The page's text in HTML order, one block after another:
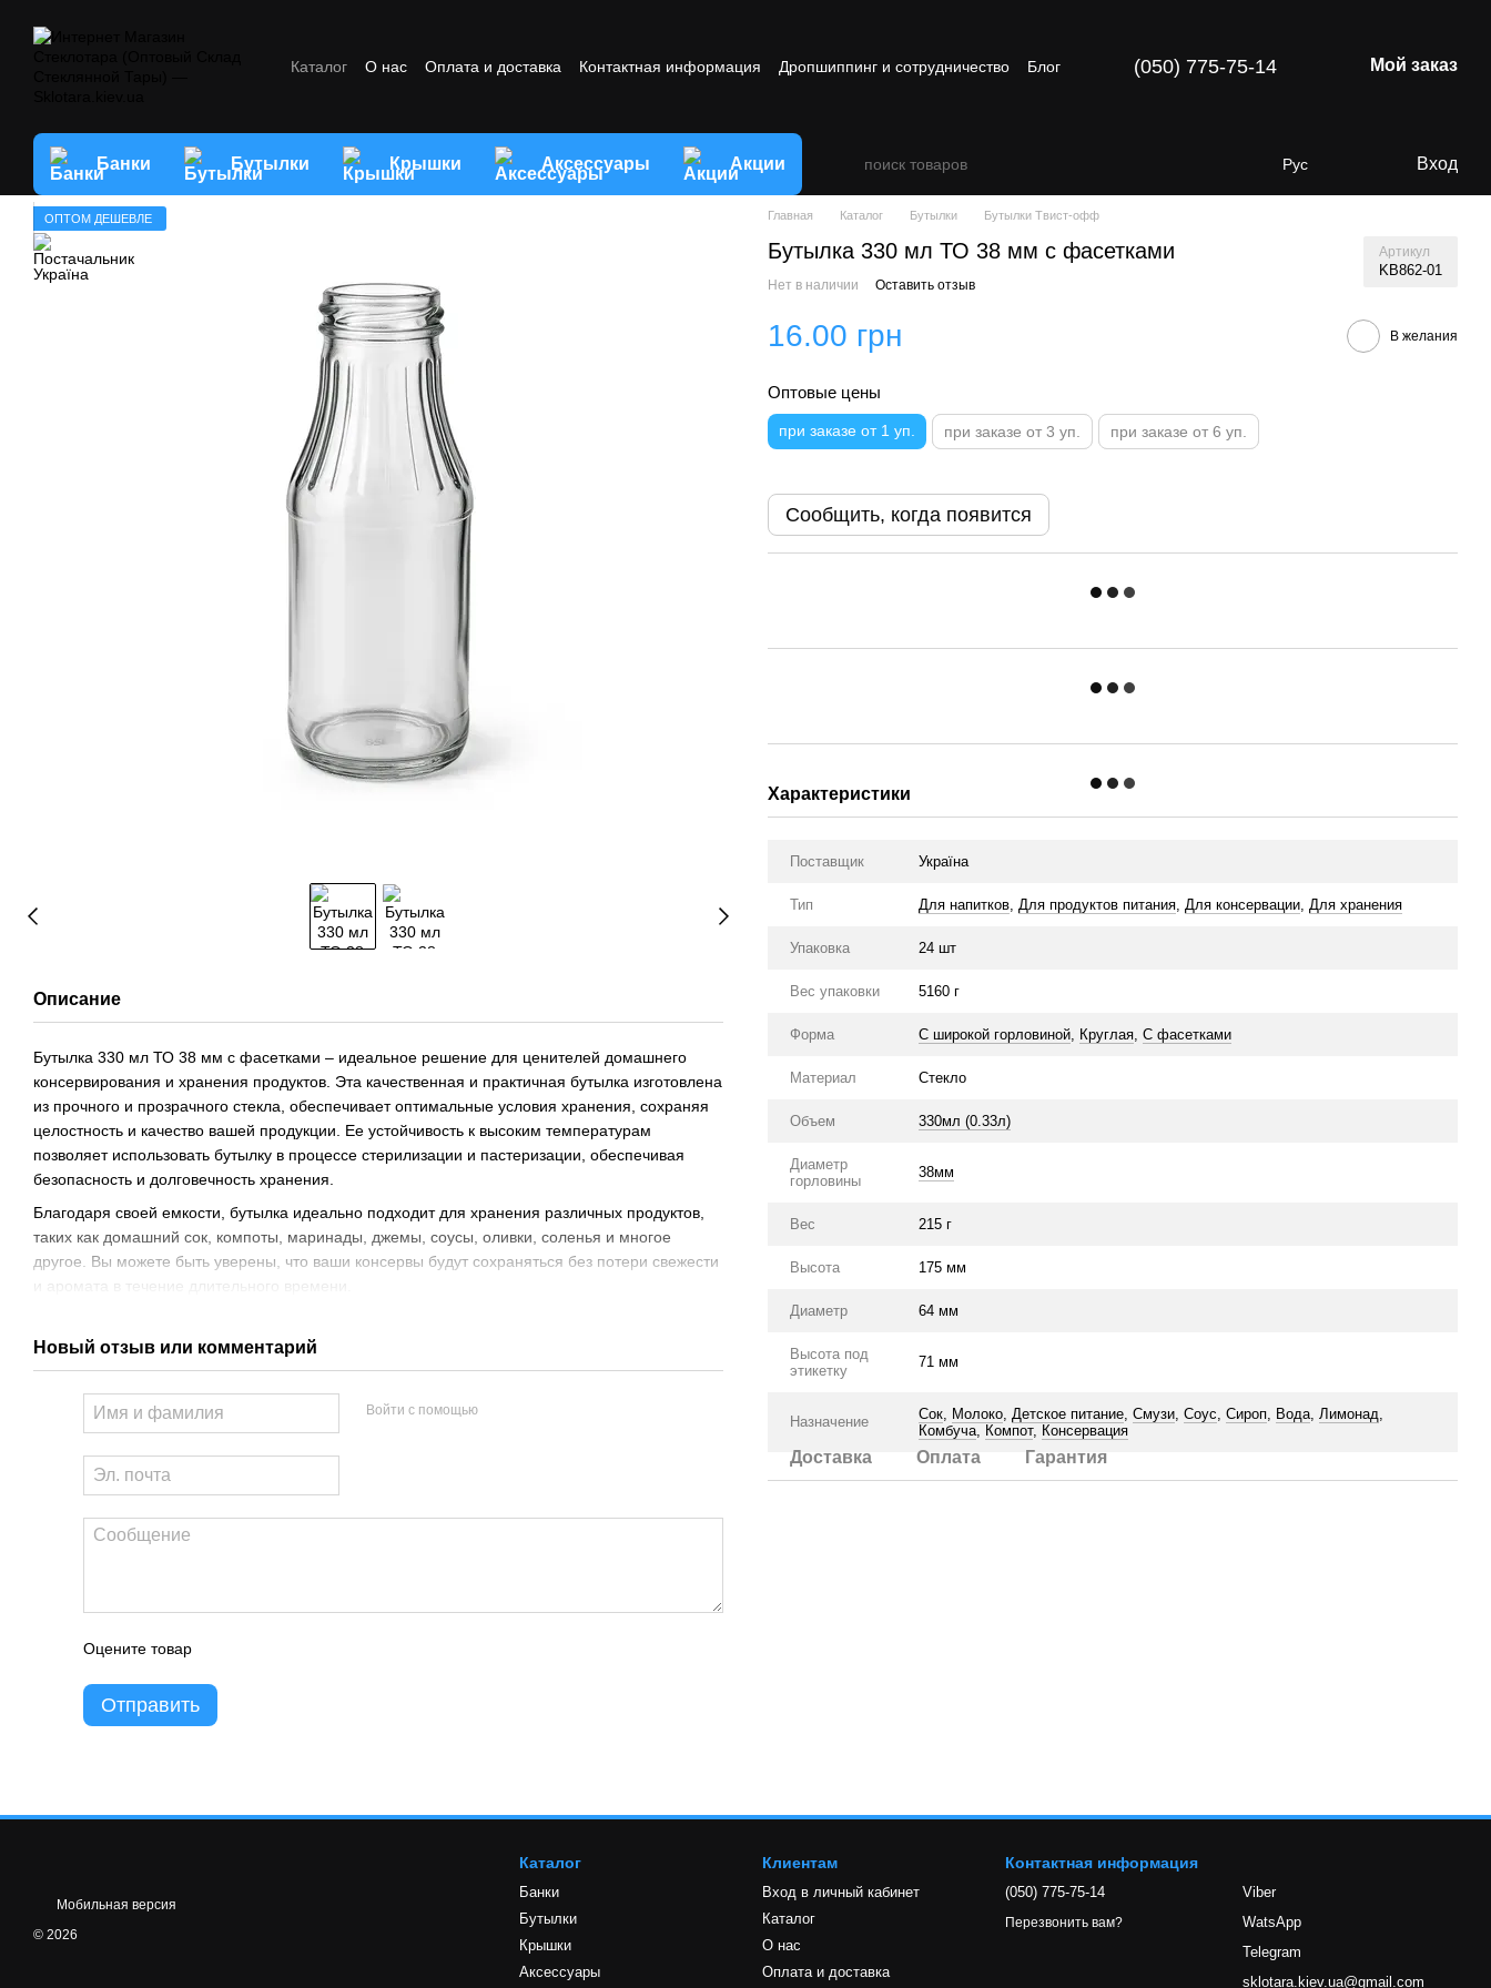
Каталог О нас Оплата и доставка Контактная информация Дропшиппинг и сотрудничество
Блог
(050) 775-75-14 Мой заказ
Банки Бутылки Крышки Аксессуары Акции Рус Вход
ОПТОМ ДЕШЕВЛЕ
Описание
Бутылка 330 мл ТО 38 мм с фасетками – идеальное решение для ценителей домашнего
консервирования и хранения продуктов. Эта качественная и практичная бутылка изготовлена
​​из прочного и прозрачного стекла, обеспечивает оптимальные условия хранения, сохраняя
целостность и качество вашей продукции. Ее устойчивость к высоким температурам
позволяет использовать бутылку в процессе стерилизации и пастеризации, обеспечивая
безопасность и долговечность хранения.
Благодаря своей емкости, бутылка идеально подходит для хранения различных продуктов,
таких как домашний сок, компоты, маринады, джемы, соусы, оливки, соленья и многое
другое. Вы можете быть уверены, что ваши консервы будут сохраняться без потери свежести
Новый отзыв или комментарий
Войти с помощью
Оцените товар
Отправить
Главная Каталог Бутылки Бутылки Твист-офф
Бутылка 330 мл ТО 38 мм с фасетками Артикул
KB862-01
Нет в наличии Оставить отзыв
16.00 грн В желания
Оптовые цены
при заказе от 1 уп. при заказе от 3 уп. при заказе от 6 уп.
Сообщить, когда появится
Характеристики
Поставщик Україна
Тип Для напитков, Для продуктов питания, Для консервации, Для хранения
Упаковка 24 шт
Вес упаковки 5160 г
Форма С широкой горловиной, Круглая, С фасетками
Материал Стекло
Объем 330мл (0.33л)
Диаметр
горловины
38мм
Вес 215 г
Высота 175 мм
Диаметр 64 мм
Высота под
этикетку
71 мм
Назначение Сок, Молоко, Детское питание, Смузи, Соус, Сироп, Вода, Лимонад,
Комбуча, Компот, Консервация
Доставка Оплата Гарантия
Мобильная версия
© 2026
Каталог
Банки
Бутылки
Крышки
Аксессуары
Клиентам
Вход в личный кабинет
Каталог
О нас
Оплата и доставка
Контактная информация
(050) 775-75-14
Перезвонить вам?
Viber
WatsApp
Telegram
sklotara.kiev.ua@gmail.com